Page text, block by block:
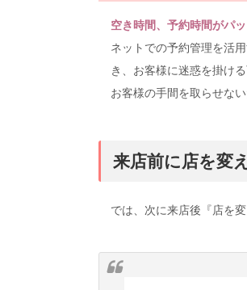
空き時間、予約時間がパ
ネットでの予約管理を活
き、お客様に迷惑を掛け
お客様の手間を取らせな
来店前に店を変
では、次に来店後『店を